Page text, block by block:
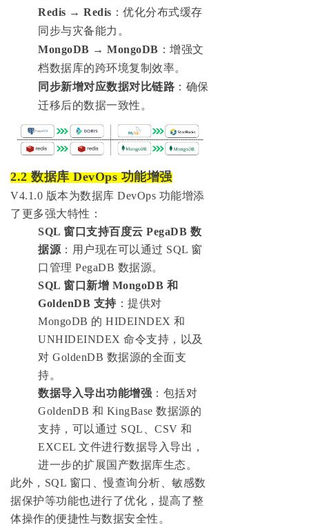
Redis → Redis ‌：优化分布式缓存
同步与灾备能力。
MongoDB → MongoDB ：增强文
档数据库的跨环境复制效率。
同步新增对应数据对比链路 ‌：确保
迁移后的数据一致性。
2.2 数据库 DevOps 功能增强
V4.1.0 版本为数据库 DevOps 功能增添
了更多强大特性：
SQL 窗口支持百度云 PegaDB 数
据源 ：用户现在可以通过 SQL 窗
口管理 PegaDB 数据源。
SQL 窗口新增 MongoDB 和
GoldenDB 支持 ：提供对
MongoDB 的 HIDEINDEX 和
UNHIDEINDEX 命令支持，以及
对 GoldenDB 数据源的全面支
持。
数据导入导出功能增强 ：包括对
GoldenDB 和 KingBase 数据源的
支持，可以通过 SQL、CSV 和
EXCEL 文件进行数据导入导出，
进一步的扩展国产数据库生态。
此外，SQL 窗口、慢查询分析、敏感数
据保护等功能也进行了优化，提高了整
体操作的便捷性与数据安全性。